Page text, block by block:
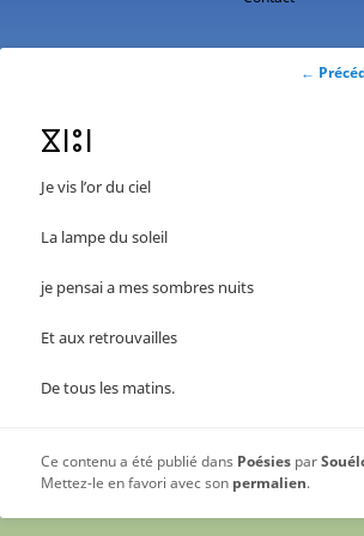
←
ⴵⵏⵓⵏ
Je vis l’or du ciel
La lampe du soleil
je pensai a mes sombres nuits
Et aux retrouvailles
De tous les matins.
Ce contenu a été publié dans Poésies par
Mettez-le en favori avec son permalien.